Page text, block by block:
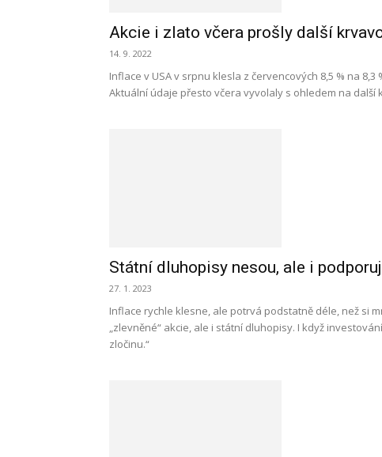
Akcie i zlato včera prošly další
14. 9. 2022
Inflace v USA v srpnu klesla z červencových 8,5 % na
Aktuální údaje přesto včera vyvolaly s ohledem na další
Státní dluhopisy nesou, ale i
27. 1. 2023
Inflace rychle klesne, ale potrvá podstatně déle, než si
„zlevněné“ akcie, ale i státní dluhopisy. I když
zločinu.“